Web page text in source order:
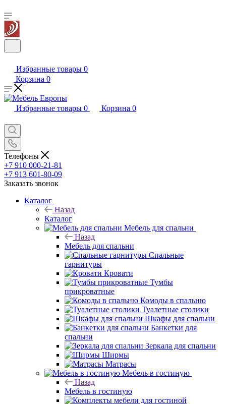
Избранные товары 0
Корзина 0
Избранные товары 0 Корзина 0
Телефоны
+7 910 000-21-81
+7 913 601-80-09
Заказать звонок
Каталог
Назад
Каталог
Мебель для спальни
Назад
Мебель для спальни
Спальные
гарнитуры
Кровати
Тумбы
прикроватные
Комоды в спальню
Туалетные столики
Шкафы для спальни
Банкетки для
спальни
Зеркала для спальни
Ширмы
Матрасы
Мебель в гостиную
Назад
Мебель в гостиную